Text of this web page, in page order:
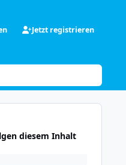
Jetzt registrieren
diesem Inhalt